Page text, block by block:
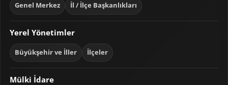
Genel Merkez İl / İlçe Başkanlıkları
Yerel Yönetimler
Büyükşehir ve İller İlçeler
Mülki İdare